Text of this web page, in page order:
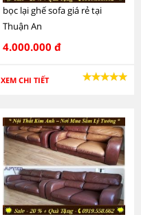
bọc lại ghế sofa giá rẻ tại
Thuận An
4.000.000 đ
XEM CHI TIẾT